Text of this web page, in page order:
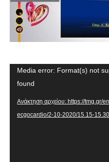
Πρόγραμμα
Αναπαραγωγής
Βίντεο
Media error: Format(s) not
found
Ανάκτηση αρχείου: https://tmg.gr/
ecgocardio/2-10-2020/15.15-